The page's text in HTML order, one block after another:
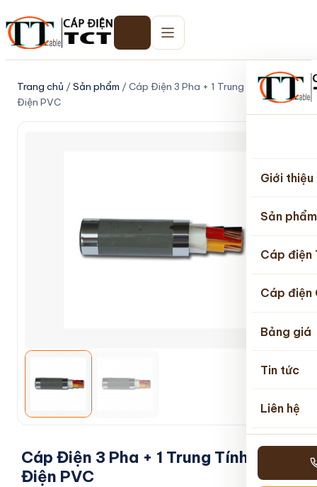
Giới thiệu
Sản phẩm
Cáp điện
Cáp điện
Bảng giá
Tin tức
Liên hệ
Trang chủ /Sản phẩm / Cáp Điện 3 Pha + 1 Trung Tính Cách
Điện PVC
Cáp Điện 3 Pha + 1 Trung Tính Cách
Điện PVC